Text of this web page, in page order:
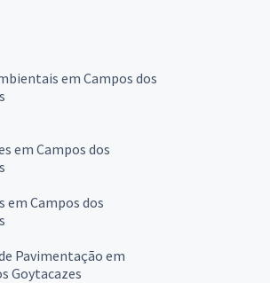
em Campos dos
em Campos dos
em Campos dos
Pavimentação em
Goytacazes